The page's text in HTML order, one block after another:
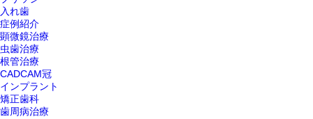
入れ歯
症例紹介
顕微鏡治療
虫歯治療
根管治療
CADCAM冠
インプラント
矯正歯科
歯周病治療